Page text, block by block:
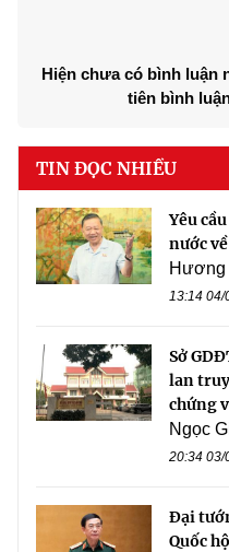
Hiện chưa có bình luận
tiên bình
TIN ĐỌC NHIỀU
Yêu
nước
Hương
13:14 04/
Sở
lan
chứng
Ngọc
20:34 03/
Đại
Quốc